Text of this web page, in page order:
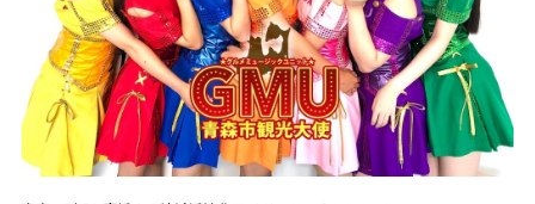
muevoクラウドファンディング
muevoコミュニティ
ぶいクラ！by muevo
ぶいコミュ！by muevo